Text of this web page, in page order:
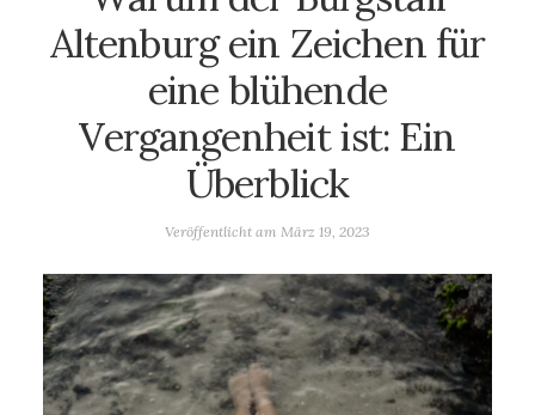
Altenburg ein Zeichen für
eine blühende
Vergangenheit ist: Ein
Überblick
Veröffentlicht am März 19, 2023